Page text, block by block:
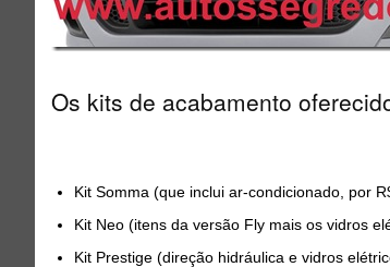
Os kits de acabamento
Kit Somma (que inclui ar-condicionado, por
Kit Neo (itens da versão Fly mais os vidros
Kit Prestige (direção hidráulica e vidros